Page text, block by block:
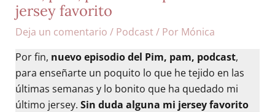
jersey favorito
Deja un comentario / Podcast/ Por Mónica
Por fin, nuevo episodio del Pim, pam, podcast,
para enseñarte un poquito lo que he tejido en las
últimas semanas y lo bonito que ha quedado mi
último jersey. Sin duda alguna mi jersey favorito